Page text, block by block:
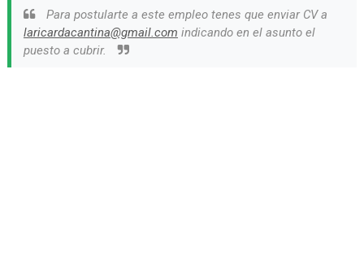
Para postularte a este empleo tenes que enviar CV a
laricardacantina@gmail.com indicando en el asunto el
puesto a cubrir.